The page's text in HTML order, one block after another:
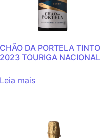
CHÃO DA PORTELA TINTO
2023 TOURIGA NACIONAL
Leia mais